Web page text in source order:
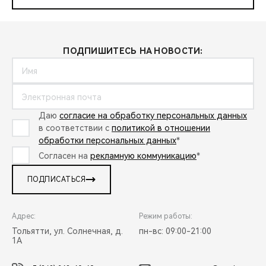
ПОДПИШИТЕСЬ НА НОВОСТИ:
Даю согласие на обработку персональных данных
в соответствии с политикой в отношении
обработки персональных данных*
Согласен на рекламную коммуникацию*
ПОДПИСАТЬСЯ
Адрес:
Тольятти, ул. Солнечная, д.
1А
Режим работы:
пн-вс: 09:00-21:00